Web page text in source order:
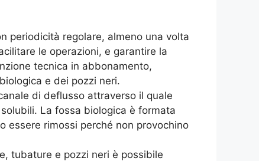
periodicità regolare, almeno una volta
le operazioni, e garantire la
tecnica in abbonamento,
e dei pozzi neri.
di deflusso attraverso il quale
La fossa biologica è formata
essere rimossi perché non provochino
tubature e pozzi neri è possibile